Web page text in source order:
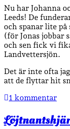
Nu har Johanna
Leeds! De
och spanar lite på
(för Jonas
och sen fick vi
Landvettersjön.
Det är inte ofta
att de flyttar hit
1 kommentar